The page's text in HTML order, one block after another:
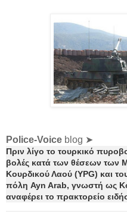
Police-Voice blog ➤
Πριν λίγο το τουρκικό
βολές κατά των θέσεων των
Κουρδικού Λαού (YPG) και
πόλη Ayn Arab, γνωστή ως
αναφέρει το πρακτορείο